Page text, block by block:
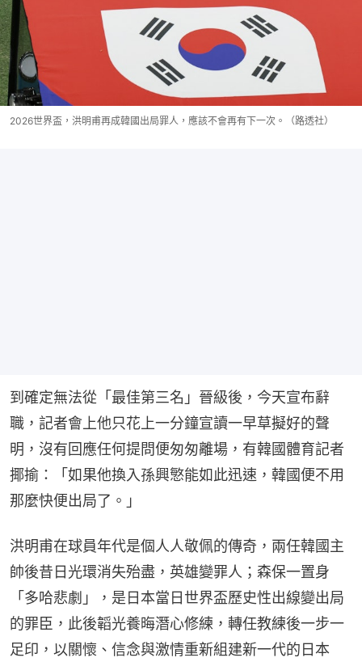
2026世界盃，洪明甫再成韓國出局罪人，應該不會再有下一次。（路透社）
到確定無法從「最佳第三名」晉級後，今天宣布辭
職，記者會上他只花上一分鐘宣讀一早草擬好的聲
明，沒有回應任何提問便匆匆離場，有韓國體育記者
揶揄：「如果他換入孫興慜能如此迅速，韓國便不用
那麼快便出局了。」
洪明甫在球員年代是個人人敬佩的傳奇，兩任韓國主
帥後昔日光環消失殆盡，英雄變罪人；森保一置身
「多哈悲劇」，是日本當日世界盃歷史性出線變出局
的罪臣，此後韜光養晦潛心修練，轉任教練後一步一
足印，以關懷、信念與激情重新組建新一代的日本